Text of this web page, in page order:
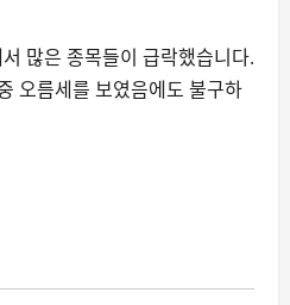
많은 종목들이 급락했습니다.
오름세를 보였음에도 불구하